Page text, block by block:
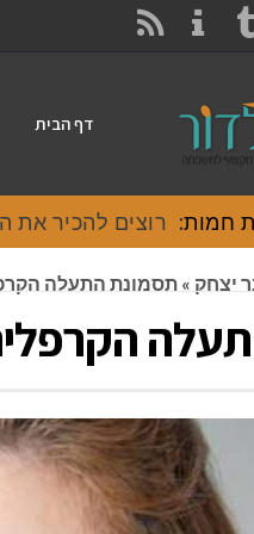
דף הבית
חמות: רוצים להכיר את
יצחק » תסמונת התעלה